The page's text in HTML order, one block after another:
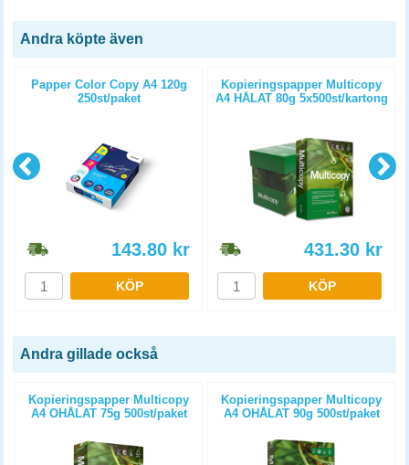
Andra köpte även
Papper Color Copy A4 120g
250st/paket
143.80 kr
KÖP
Kopieringspapper Multicopy
A4 HÅLAT 80g 5x500st/kartong
431.30 kr
KÖP
Andra gillade också
Kopieringspapper Multicopy
A4 OHÅLAT 75g 500st/paket
Kopieringspapper Multicopy
A4 OHÅLAT 90g 500st/paket